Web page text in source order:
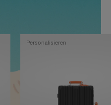
Personalisieren